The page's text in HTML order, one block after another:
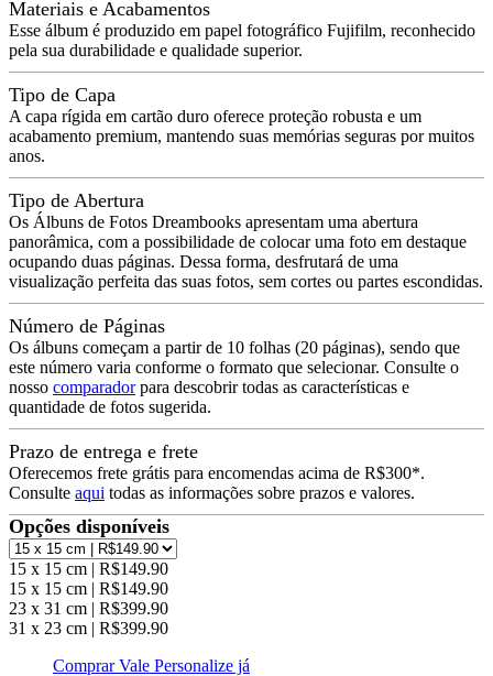
Materiais e Acabamentos
Esse álbum é produzido em papel fotográfico Fujifilm, reconhecido
pela sua durabilidade e qualidade superior.
Tipo de Capa
A capa rígida em cartão duro oferece proteção robusta e um
acabamento premium, mantendo suas memórias seguras por muitos
anos.
Tipo de Abertura
Os Álbuns de Fotos Dreambooks apresentam uma abertura
panorâmica, com a possibilidade de colocar uma foto em destaque
ocupando duas páginas. Dessa forma, desfrutará de uma
visualização perfeita das suas fotos, sem cortes ou partes escondidas.
Número de Páginas
Os álbuns começam a partir de 10 folhas (20 páginas), sendo que
este número varia conforme o formato que selecionar. Consulte o
nosso comparadorpara descobrir todas as características e
quantidade de fotos sugerida.
Prazo de entrega e frete
Oferecemos frete grátis para encomendas acima de R$300*.
Consulte aqui todas as informações sobre prazos e valores.
Opções disponíveis
15 x 15 cm | R$149.90
15 x 15 cm | R$149.90
23 x 31 cm | R$399.90
31 x 23 cm | R$399.90
Comprar Vale Personalize já